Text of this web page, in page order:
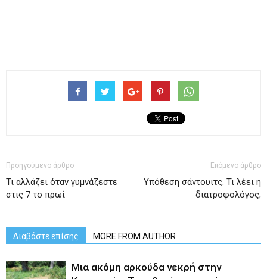
Προηγούμενο άρθρο
Τι αλλάζει όταν γυμνάζεστε
στις 7 το πρωί
Επόμενο άρθρο
Υπόθεση σάντουιτς. Τι λέει η
διατροφολόγος;
Διαβάστε επίσης MORE FROM AUTHOR
Μια ακόμη αρκούδα νεκρή στην